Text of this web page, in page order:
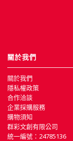
關於我們
關於我們
隱私權政策
合作洽談
企業採購服務
購物須知
群彩文創有限公司
統一編號：24785136